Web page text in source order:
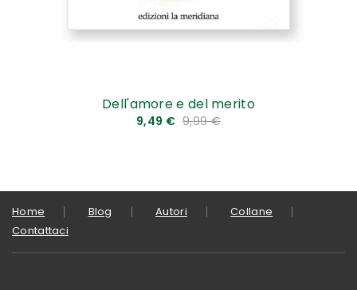
Dell'amore e del merito
9,49 € 9,99 €
Home Blog Autori
Collane
Contattaci